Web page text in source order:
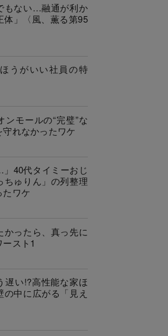
もない…融通が利か
体」〈風、薫る第95
うがいい社員の特
ンモールの“完璧”な
れなかったワケ
」40代タイミーおじ
ちゅりん」の列整理
たワケ
かったら、真っ先に
スト1
遅い!?高性能な家ほ
中に広がる「見え